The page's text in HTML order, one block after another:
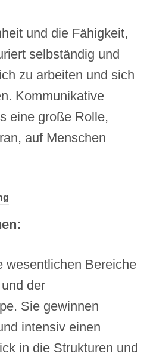
und die Fähigkeit,
selbständig und
zu arbeiten und sich
Kommunikative
eine große Rolle,
auf Menschen
wesentlichen Bereiche
der
Sie gewinnen
intensiv einen
in die Strukturen und